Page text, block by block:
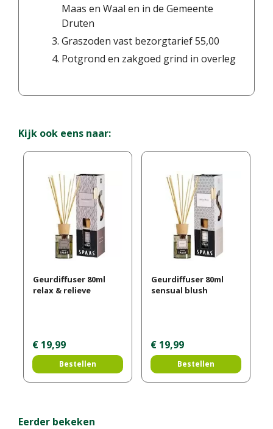
Maas en Waal en in de Gemeente
Druten
Graszoden vast bezorgtarief 55,00
Potgrond en zakgoed grind in overleg
Kijk ook eens naar:
Geurdiffuser 80ml
relax & relieve
€ 19,99
Bestellen
Geurdiffuser 80ml
sensual blush
€ 19,99
Bestellen
Eerder bekeken